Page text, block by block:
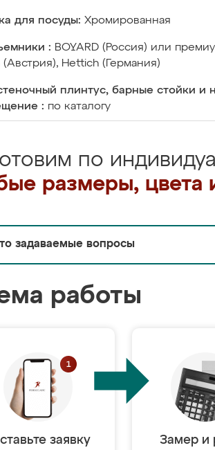
для посуды: Хромированная
: BOYARD (Россия) или
(Австрия), Hettich (Германия)
плинтус, барные стойки и
: по каталогу
по
размеры, цвета
задаваемые вопросы
работы
заявку Замер и